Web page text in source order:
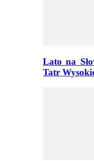
Lato na
Tatr